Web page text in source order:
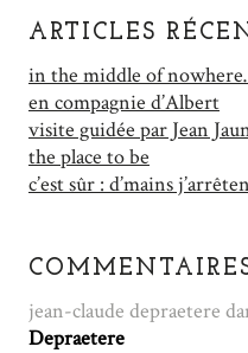
ARTICLES
in the middle of
en compagnie d’Albert
visite guidée par Jean
the place to be
c’est sûr : d’mains
jean-claude depraetere
Depraetere